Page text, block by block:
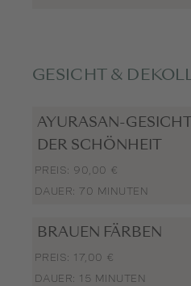
GESICHT &
AYURASAN-
DER SCHÖNHEIT
PREIS: 90,00 €
DAUER: 70 MINUTEN
BRAUEN FÄRBEN
PREIS: 17,00 €
DAUER: 15 MINUTEN